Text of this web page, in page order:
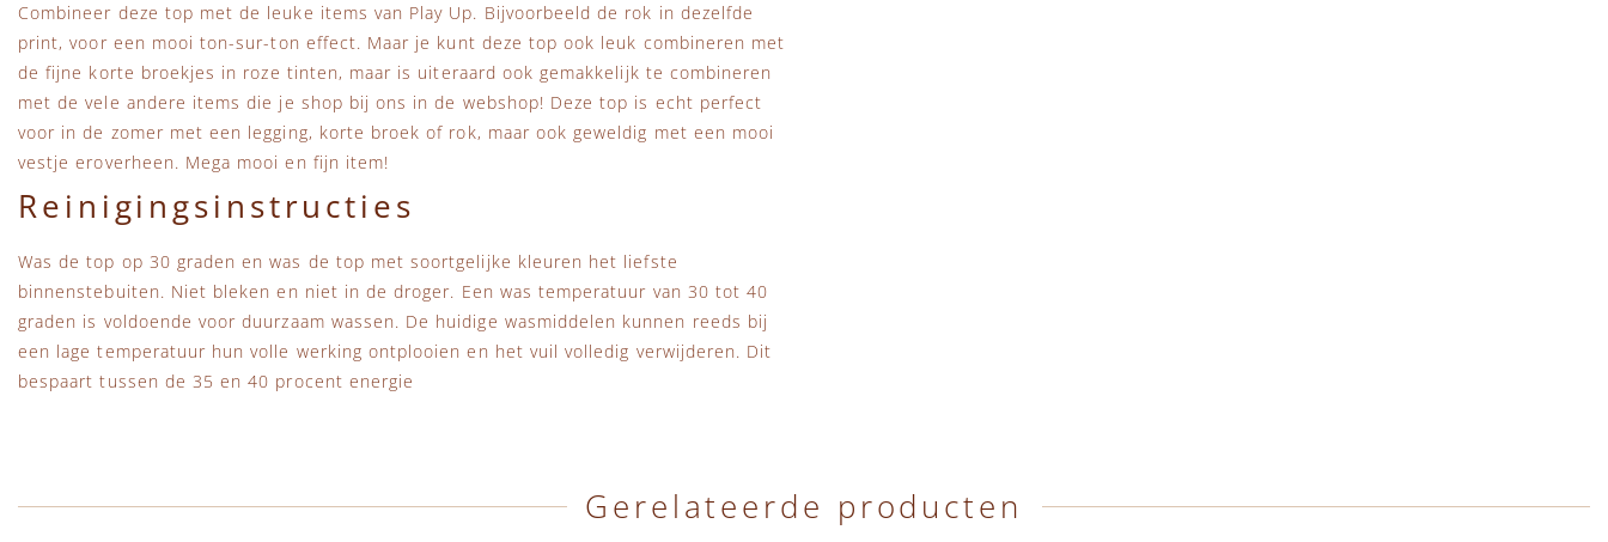
Combineer deze top met de leuke items van Play Up. Bijvoorbeeld de rok in dezelfde
print, voor een mooi ton-sur-ton effect. Maar je kunt deze top ook leuk combineren met
de fijne korte broekjes in roze tinten, maar is uiteraard ook gemakkelijk te combineren
met de vele andere items die je shop bij ons in de webshop! Deze top is echt perfect
voor in de zomer met een legging, korte broek of rok, maar ook geweldig met een mooi
vestje eroverheen. Mega mooi en fijn item!
Reinigingsinstructies
Was de top op 30 graden en was de top met soortgelijke kleuren het liefste
binnenstebuiten. Niet bleken en niet in de droger. Een was temperatuur van 30 tot 40
graden is voldoende voor duurzaam wassen. De huidige wasmiddelen kunnen reeds bij
een lage temperatuur hun volle werking ontplooien en het vuil volledig verwijderen. Dit
bespaart tussen de 35 en 40 procent energie
Gerelateerde producten